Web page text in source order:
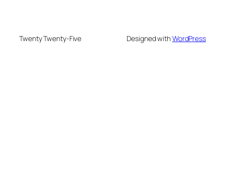
Twenty Twenty-Five Designed withWordPress